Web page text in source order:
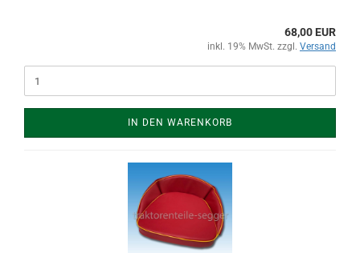
68,00 EUR
inkl. 19% MwSt. zzgl. Versand
IN DEN WARENKORB